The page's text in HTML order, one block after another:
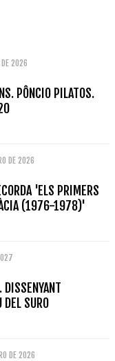
2026
PÔNCIO PILATOS.
DE 2026
'ELS PRIMERS
(1976-1978)'
SURO
DE 2026